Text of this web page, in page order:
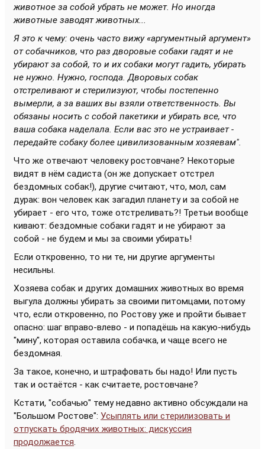
животное за собой убрать не может. Но иногда
животные заводят животных...
Я это к чему: очень часто вижу «аргументный аргумент»
от собачников, что раз дворовые собаки гадят и не
убирают за собой, то и их собаки могут гадить, убирать
не нужно. Нужно, господа. Дворовых собак
отстреливают и стерилизуют, чтобы постепенно
вымерли, а за ваших вы взяли ответственность. Вы
обязаны носить с собой пакетики и убирать все, что
ваша собака наделала. Если вас это не устраивает -
передайте собаку более цивилизованным хозяевам".
Что же отвечают человеку ростовчане? Некоторые
видят в нём садиста (он же допускает отстрел
бездомных собак!), другие считают, что, мол, сам
дурак: вон человек как загадил планету и за собой не
убирает - его что, тоже отстреливать?! Третьи вообще
кивают: бездомные собаки гадят и не убирают за
собой - не будем и мы за своими убирать!
Если откровенно, то ни те, ни другие аргументы
несильны.
Хозяева собак и других домашних животных во время
выгула должны убирать за своими питомцами, потому
что, если откровенно, по Ростову уже и пройти бывает
опасно: шаг вправо-влево - и попадёшь на какую-нибудь
"мину", которая оставила собачка, и чаще всего не
бездомная.
За такое, конечно, и штрафовать бы надо! Или пусть
так и остаётся - как считаете, ростовчане?
Кстати, "собачью" тему недавно активно обсуждали на
"Большом Ростове": Усыплять или стерилизовать и
отпускать бродячих животных: дискуссия
продолжается.